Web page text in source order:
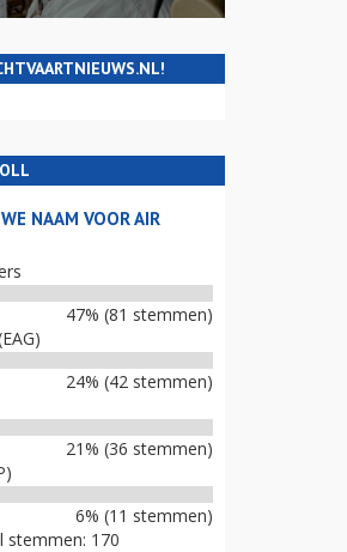
NAAM VOOR AIR
47% (81 stemmen)
24% (42 stemmen)
21% (36 stemmen)
6% (11 stemmen)
stemmen: 170